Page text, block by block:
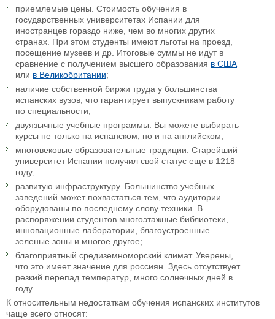
приемлемые цены. Стоимость обучения в
государственных университетах Испании для
иностранцев гораздо ниже, чем во многих других
странах. При этом студенты имеют льготы на проезд,
посещение музеев и др. Итоговые суммы не идут в
сравнение с получением высшего образования в США
или в Великобритании;
наличие собственной биржи труда у большинства
испанских вузов, что гарантирует выпускникам работу
по специальности;
двуязычные учебные программы. Вы можете выбирать
курсы не только на испанском, но и на английском;
многовековые образовательные традиции. Старейший
университет Испании получил свой статус еще в 1218
году;
развитую инфраструктуру. Большинство учебных
заведений может похвастаться тем, что аудитории
оборудованы по последнему слову техники. В
распоряжении студентов многоэтажные библиотеки,
инновационные лаборатории, благоустроенные
зеленые зоны и многое другое;
благоприятный средиземноморский климат. Уверены,
что это имеет значение для россиян. Здесь отсутствует
резкий перепад температур, много солнечных дней в
году.
К относительным недостаткам обучения испанских институтов
чаще всего относят: